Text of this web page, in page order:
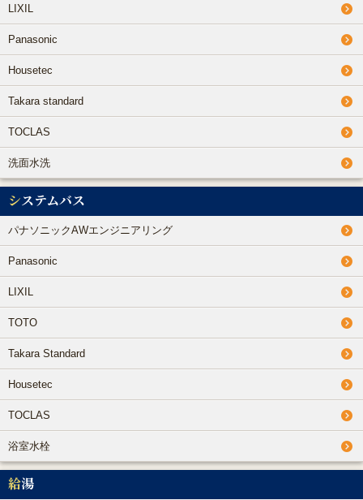
LIXIL
Panasonic
Housetec
Takara standard
TOCLAS
洗面水洗
システムバス
パナソニックAWエンジニアリング
Panasonic
LIXIL
TOTO
Takara Standard
Housetec
TOCLAS
浴室水栓
給湯